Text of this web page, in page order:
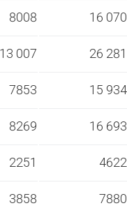
8008 16 070
13 007 26 281
7853 15 934
8269 16 693
2251 4622
3858 7880